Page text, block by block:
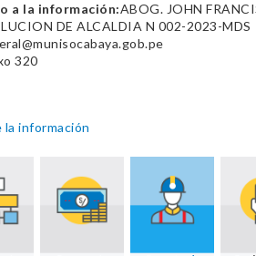
a la información:ABOG. JOHN
DE ALCALDIA N 002-2023-MDS
320
información